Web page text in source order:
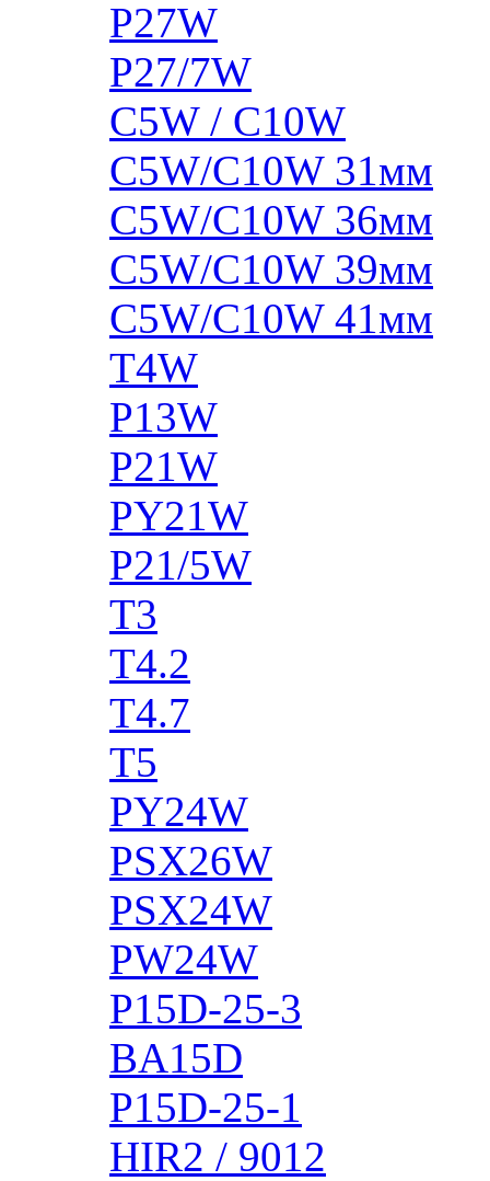
P27W
P27/7W
C5W / C10W
C5W/C10W 31мм
C5W/C10W 36мм
C5W/C10W 39мм
C5W/C10W 41мм
T4W
P13W
P21W
PY21W
P21/5W
T3
T4.2
T4.7
T5
PY24W
PSX26W
PSX24W
PW24W
P15D-25-3
BA15D
P15D-25-1
HIR2 / 9012